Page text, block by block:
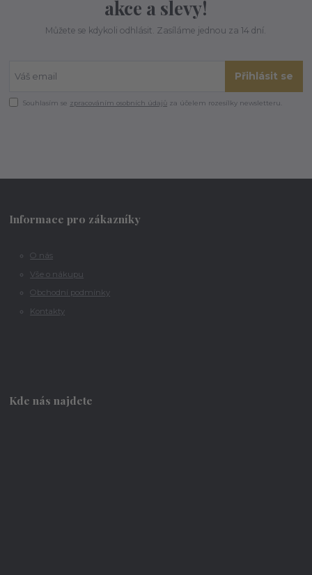
akce a slevy!
Můžete se kdykoli odhlásit. Zasíláme jednou za 14 dní.
Přihlásit se
Souhlasím se zpracováním osobních údajů za účelem rozesílky newsletteru.
Informace pro zákazníky
O nás
Vše o nákupu
Obchodní podmínky
Kontakty
Kde nás najdete